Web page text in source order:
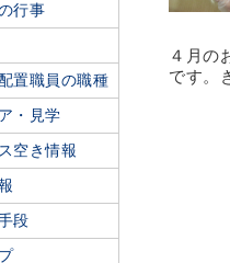
４月の
です。
行事
置職員の職種
・見学
空き情報
段